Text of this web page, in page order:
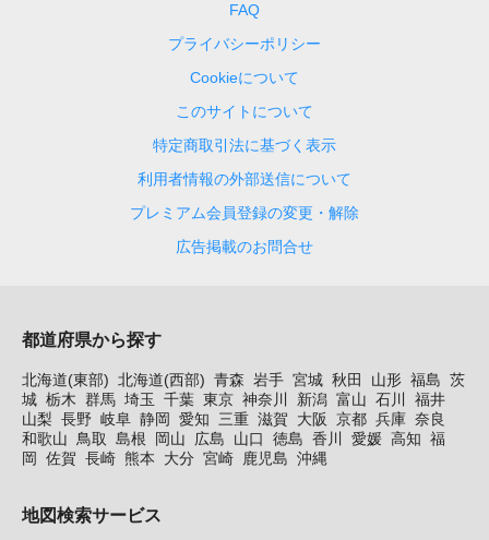
FAQ
プライバシーポリシー
Cookieについて
このサイトについて
特定商取引法に基づく表示
利用者情報の外部送信について
プレミアム会員登録の変更・解除
広告掲載のお問合せ
都道府県から探す
北海道(東部) 北海道(西部) 青森 岩手 宮城 秋田 山形 福島 茨
城 栃木 群馬 埼玉 千葉 東京 神奈川 新潟 富山 石川
福井
山梨 長野 岐阜 静岡 愛知 三重 滋賀 大阪 京都 兵庫 奈良
和歌山
鳥取 島根 岡山 広島 山口 徳島 香川 愛媛 高知 福
岡
佐賀 長崎 熊本 大分 宮崎 鹿児島 沖縄
地図検索サービス